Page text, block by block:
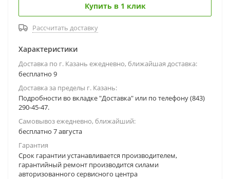
Купить в 1 клик
Рассчитать доставку
Характеристики
Доставка по г. Казань ежедневно, ближайшая доставка:
бесплатно 9
Доставка за пределы г. Казань:
Подробности во вкладке "Доставка" или по телефону (843)
290-45-47.
Самовывоз ежедневно, ближайший:
бесплатно 7 августа
Гарантия
Срок гарантии устанавливается производителем,
гарантийный ремонт производится силами
авторизованного сервисного центра